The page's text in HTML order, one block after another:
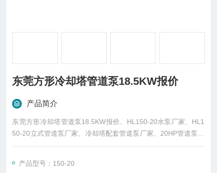
东莞方形冷却塔管道泵18.5KW报价
产品简介
东莞方形冷却塔管道泵18.5KW报价、HL150-20水泵厂家、HL1
50-20立式管道泵厂家、冷却塔配套管道泵厂家、20HP管道泵厂
家、东莞市菱兴冷却设备有限公司厂价直销。
产品型号：150-20